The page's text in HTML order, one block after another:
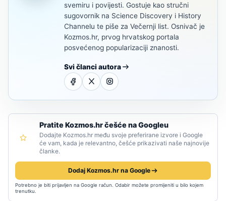
svemiru i povijesti. Gostuje kao stručni
sugovornik na Science Discovery i History
Channelu te piše za Večernji list. Osnivač je
Kozmos.hr, prvog hrvatskog portala
posvećenog popularizaciji znanosti.
Svi članci autora
Pratite Kozmos.hr češće na Googleu
Dodajte Kozmos.hr među svoje preferirane izvore i Google
će vam, kada je relevantno, češće prikazivati naše najnovije
članke.
Dodaj Kozmos.hr na Google
Potrebno je biti prijavljen na Google račun. Odabir možete promijeniti u bilo kojem
trenutku.